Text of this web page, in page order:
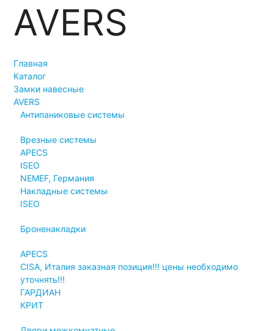
AVERS
Главная
Каталог
Замки навесные
AVERS
Антипаниковые системы
Врезные системы
APECS
ISEO
NEMEF, Германия
Накладные системы
ISEO
Броненакладки
APECS
CISA, Италия заказная позиция!!! цены необходимо
уточнять!!!
ГАРДИАН
КРИТ